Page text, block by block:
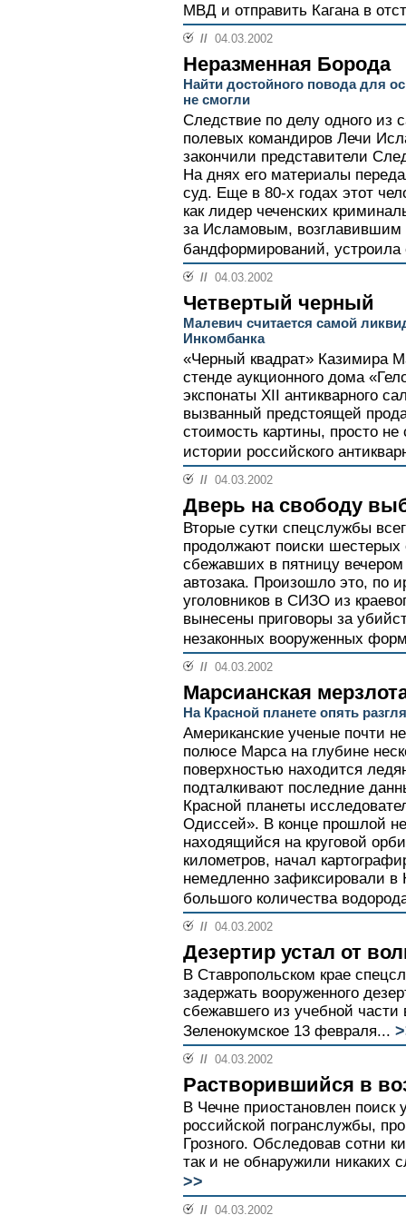
МВД и отправить Кагана в
// 04.03.2002
Неразменная Борода
Найти достойного повода для
не cмогли
Следствие по делу одного из
полевых командиров Лечи
закончили представители
На днях его материалы
суд. Еще в 80-х годах этот
как лидер чеченских
за Исламовым, возглавившим
бандформирований,
// 04.03.2002
Четвертый черный
Малевич считается самой
Инкомбанка
«Черный квадрат» Казимира
стенде аукционного дома
экспонаты XII антикварного
вызванный предстоящей
стоимость картины, просто не
истории российского
// 04.03.2002
Дверь на свободу
Вторые сутки спецслужбы
продолжают поиски шестерых
сбежавших в пятницу
автозака. Произошло это, по
уголовников в СИЗО из
вынесены приговоры за
незаконных вооруженных
// 04.03.2002
Марсианская
На Красной планете опять
Американские ученые почти
полюсе Марса на глубине
поверхностью находится
подталкивают последние
Красной планеты
Одиссей». В конце прошлой
находящийся на круговой
километров, начал
немедленно зафиксировали
большого количества
// 04.03.2002
Дезертир устал от
В Ставропольском крае
задержать вооруженного
сбежавшего из учебной части
Зеленокумское 13 февраля...
// 04.03.2002
Растворившийся в
В Чечне приостановлен поиск
российской погранслужбы,
Грозного. Обследовав сотни
так и не обнаружили никаких
>>
// 04.03.2002